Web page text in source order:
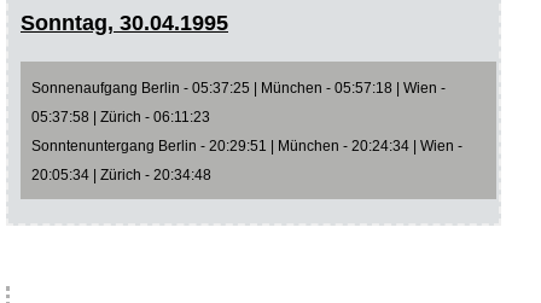
Sonntag, 30.04.1995
Sonnenaufgang Berlin - 05:37:25 | München - 05:57:18 | Wien -
05:37:58 | Zürich - 06:11:23
Sonntenuntergang Berlin - 20:29:51 | München - 20:24:34 | Wien -
20:05:34 | Zürich - 20:34:48